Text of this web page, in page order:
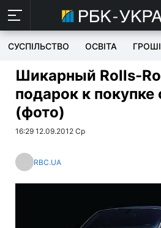
СУСПІЛЬСТВО ОСВІТА ГРОШІ
Шикарный Rolls-
подарок к покупке
(фото)
16:29 12.09.2012 Ср
RBC.UA